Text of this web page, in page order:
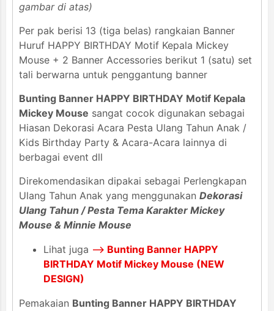
gambar di atas)
Per pak berisi 13 (tiga belas) rangkaian Banner
Huruf HAPPY BIRTHDAY Motif Kepala Mickey
Mouse + 2 Banner Accessories berikut 1 (satu) set
tali berwarna untuk penggantung banner
Bunting Banner HAPPY BIRTHDAY Motif Kepala
Mickey Mouse sangat cocok digunakan sebagai
Hiasan Dekorasi Acara Pesta Ulang Tahun Anak /
Kids Birthday Party & Acara-Acara lainnya di
berbagai event dll
Direkomendasikan dipakai sebagai Perlengkapan
Ulang Tahun Anak yang menggunakan Dekorasi
Ulang Tahun / Pesta Tema Karakter Mickey
Mouse & Minnie Mouse
Lihat juga --> Bunting Banner HAPPY
BIRTHDAY Motif Mickey Mouse (NEW
DESIGN)
Pemakaian Bunting Banner HAPPY BIRTHDAY